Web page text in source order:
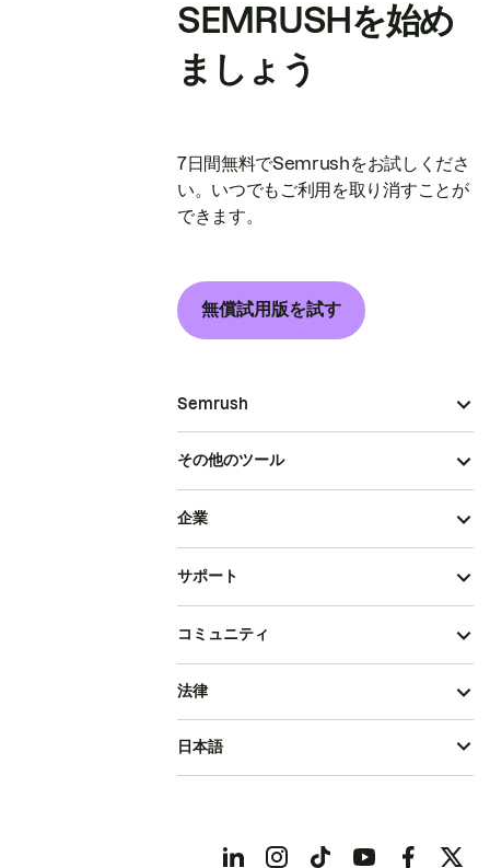
SEMRUSHを始め
ましょう
7日間無料でSemrushをお試しくださ
い。いつでもご利用を取り消すことが
できます。
無償試用版を試す
Semrush
その他のツール
企業
サポート
コミュニティ
法律
日本語